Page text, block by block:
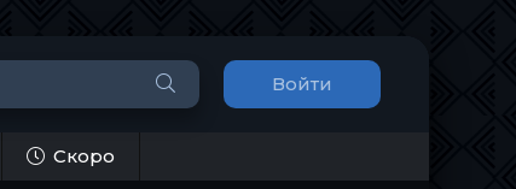
Войти
Скоро